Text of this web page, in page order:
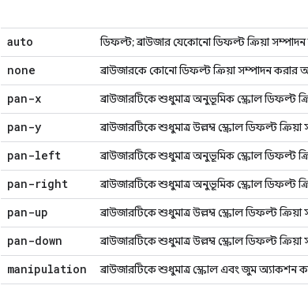
auto ডিফল্ট; ব্রাউজার যেকোনো ডিফল্ট ক্রিয়া
none ব্রাউজারকে কোনো ডিফল্ট ক্রিয়া সম্পাদন করার
pan-x ব্রাউজারটিকে শুধুমাত্র অনুভূমিক স্ক্রোল ডিফল্ট
pan-y ব্রাউজারটিকে শুধুমাত্র উল্লম্ব স্ক্রোল ডিফল্ট
pan-left ব্রাউজারটিকে শুধুমাত্র অনুভূমিক স্ক্রোল ডিফল্ট
pan-right ব্রাউজারটিকে শুধুমাত্র অনুভূমিক স্ক্রোল ডিফল্ট
pan-up ব্রাউজারটিকে শুধুমাত্র উল্লম্ব স্ক্রোল ডিফল্ট
pan-down ব্রাউজারটিকে শুধুমাত্র উল্লম্ব স্ক্রোল ডিফল্ট
manipulation ব্রাউজারটিকে শুধুমাত্র স্ক্রোল এবং জুম অ্যাকশন